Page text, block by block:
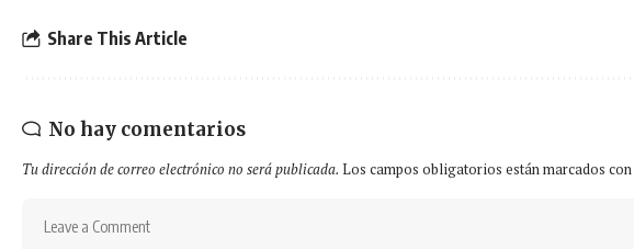
Share This Article
No hay comentarios
Tu dirección de correo electrónico no será publicada. Los campos obligatorios están marcados con